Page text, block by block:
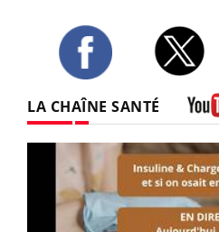
LA CHAÎNE SANTÉ